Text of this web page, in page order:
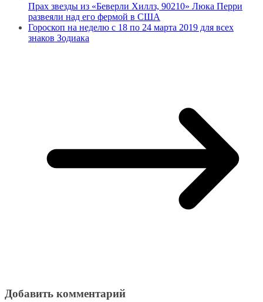
Прах звезды из «Беверли Хиллз, 90210» Люка Перри
развеяли над его фермой в США
Гороскоп на неделю с 18 по 24 марта 2019 для всех
знаков Зодиака
Добавить комментарий